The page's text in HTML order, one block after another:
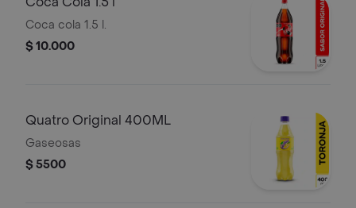
Coca cola 1.5 l.
$ 10.000
Quatro Original 400ML
Gaseosas
$ 5500